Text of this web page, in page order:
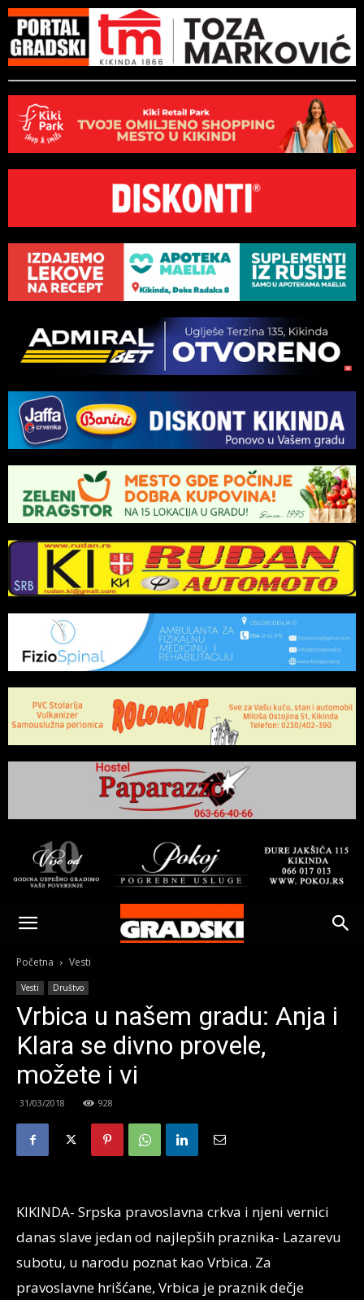
Gradski
Online
Kikinda
Početna Vesti
Vesti Društvo
Vrbica u našem gradu: Anja i
Klara se divno provele,
možete i vi
31/03/2018 928
KIKINDA- Srpska pravoslavna crkva i njeni vernici
danas slave jedan od najlepših praznika- Lazarevu
subotu, u narodu poznat kao Vrbica. Za
pravoslavne hrišćane, Vrbica je praznik dečje